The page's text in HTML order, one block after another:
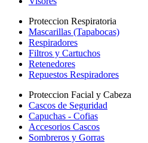
Proteccion Respiratoria
Mascarillas (Tapabocas)
Respiradores
Filtros y Cartuchos
Retenedores
Repuestos Respiradores
Proteccion Facial y Cabeza
Cascos de Seguridad
Capuchas - Cofias
Accesorios Cascos
Sombreros y Gorras